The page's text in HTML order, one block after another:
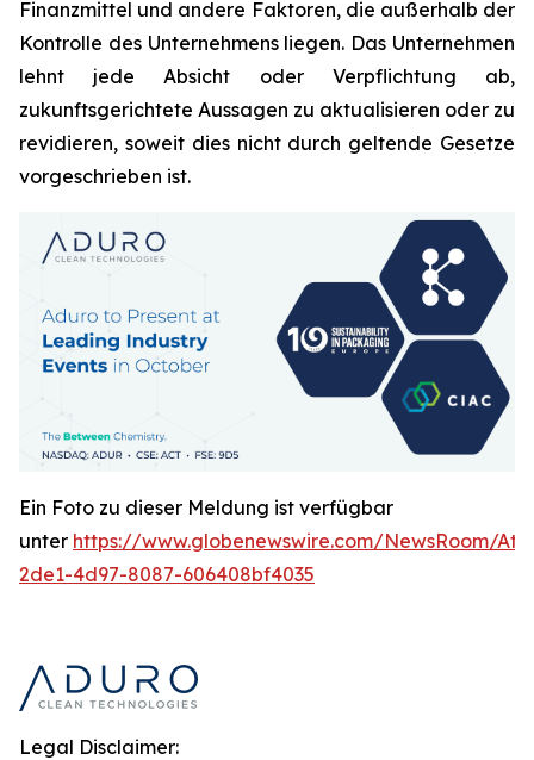
Finanzmittel und andere Faktoren, die außerhalb der
Kontrolle des Unternehmens liegen. Das Unternehmen
lehnt jede Absicht oder Verpflichtung ab,
zukunftsgerichtete Aussagen zu aktualisieren oder zu
revidieren, soweit dies nicht durch geltende Gesetze
vorgeschrieben ist.
Ein Foto zu dieser Meldung ist verfügbar
unter https://www.globenewswire.com/NewsRoom/
2de1-4d97-8087-606408bf4035
Legal Disclaimer: